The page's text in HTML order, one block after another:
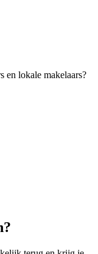
en lokale makelaars?